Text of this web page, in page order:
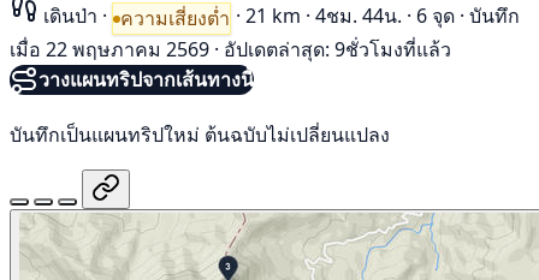
เดินป่า · ความเสี่ยงต่ำ · 21 km · 4ชม. 44น. · 6 จุด · บันทึก
เมื่อ 22 พฤษภาคม 2569 · อัปเดตล่าสุด: 9ชั่วโมงที่แล้ว
วางแผนทริปจากเส้นทางนี้
บันทึกเป็นแผนทริปใหม่ ต้นฉบับไม่เปลี่ยนแปลง